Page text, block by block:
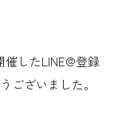
したLINE@登録
ございました。